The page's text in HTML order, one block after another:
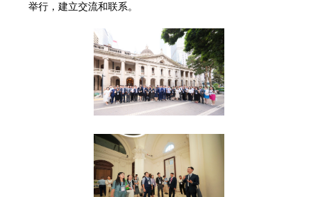
举行，建立交流和联系。